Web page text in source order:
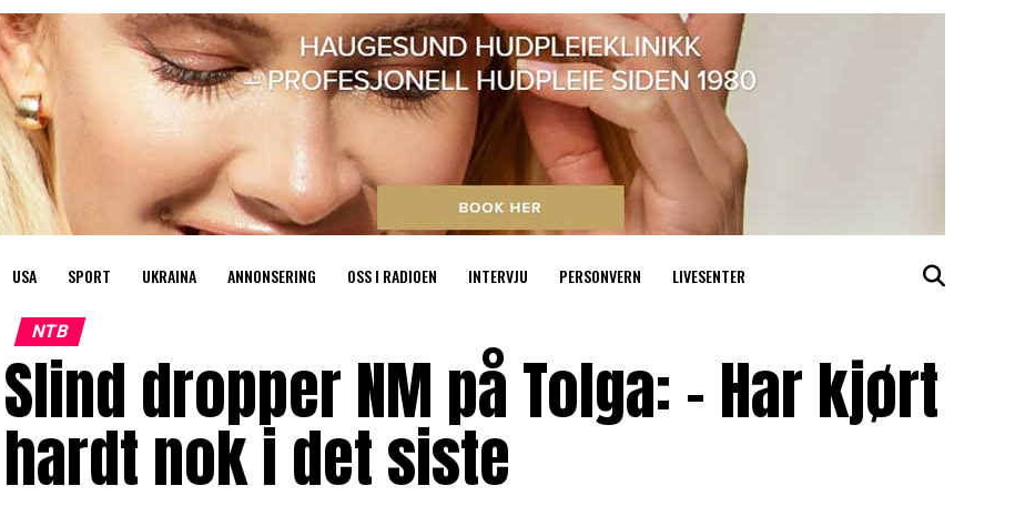
USA SPORT UKRAINA ANNONSERING OSS I RADIOEN INTERVJU PERSONVERN LIVESENTER
NTB
Slind dropper NM på Tolga: – Har kjørt
hardt nok i det siste